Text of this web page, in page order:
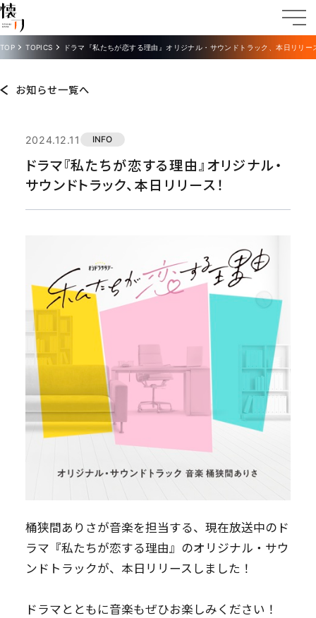
TOP TOPICS ドラマ『私たちが恋する理由』オリジナル・サウンドトラック、本日リリー
お知らせ一覧へ
2024.12.11 INFO
ドラマ『私たちが恋する理由』オリジナル・
サウンドトラック、本日リリース！
桶狭間ありさが音楽を担当する、現在放送中のド
ラマ『私たちが恋する理由』のオリジナル・サウ
ンドトラックが、本日リリースしました！
ドラマとともに音楽もぜひお楽しみください！